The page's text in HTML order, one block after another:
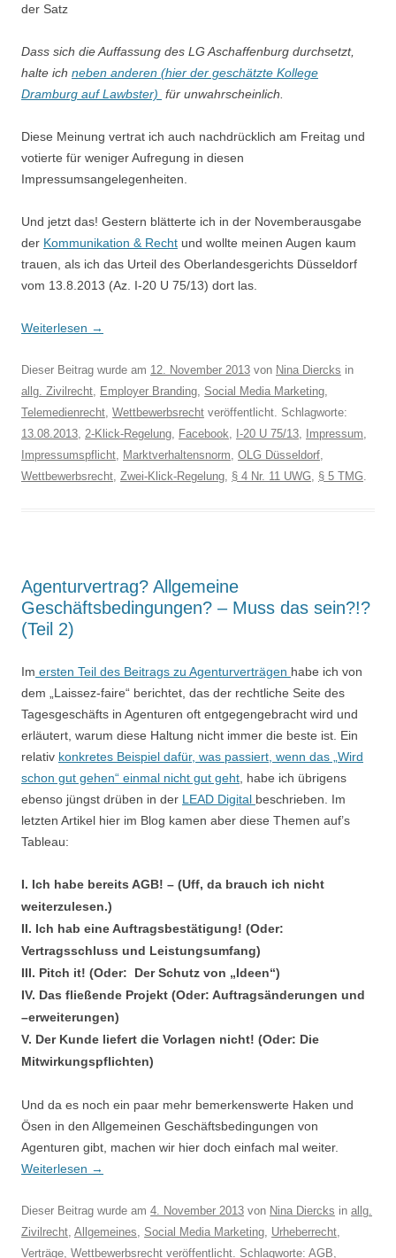
der Satz
Dass sich die Auffassung des LG Aschaffenburg durchsetzt,
halte ich neben anderen (hier der geschätzte Kollege
Dramburg auf Lawbster) für unwahrscheinlich.
Diese Meinung vertrat ich auch nachdrücklich am Freitag und
votierte für weniger Aufregung in diesen
Impressumsangelegenheiten.
Und jetzt das! Gestern blätterte ich in der Novemberausgabe
der Kommunikation & Recht und wollte meinen Augen kaum
trauen, als ich das Urteil des Oberlandesgerichts Düsseldorf
vom 13.8.2013 (Az. I-20 U 75/13) dort las.
Weiterlesen →
Dieser Beitrag wurde am 12. November 2013 von Nina Diercks in
allg. Zivilrecht
Employer Branding Social Media Marketing
Telemedienrecht Wettbewerbsrecht veröffentlicht. Schlagworte:
13.08.2013 2-Klick-Regelung Facebook I-20 U 75/13 Impressum
Impressumspflicht
Marktverhaltensnorm OLG Düsseldorf
Wettbewerbsrecht Zwei-Klick-Regelung § 4 Nr. 11 UWG § 5 TMG
Agenturvertrag? Allgemeine
Geschäftsbedingungen? – Muss das sein?!?
(Teil 2)
Im ersten Teil des Beitrags zu Agenturverträgen habe ich von
dem „Laissez-faire“ berichtet, das der rechtliche Seite des
Tagesgeschäfts in Agenturen oft entgegengebracht wird und
erläutert, warum diese Haltung nicht immer die beste ist. Ein
relativ konkretes Beispiel dafür, was passiert, wenn das „Wird
schon gut gehen“ einmal nicht gut geht , habe ich übrigens
ebenso jüngst drüben in der LEAD Digital beschrieben. Im
letzten Artikel hier im Blog kamen aber diese Themen auf’s
Tableau:
I. Ich habe bereits AGB! – (Uff, da brauch ich nicht
weiterzulesen.)
II. Ich hab eine Auftragsbestätigung! (Oder:
Vertragsschluss und Leistungsumfang)
III. Pitch it! (Oder: Der Schutz von „Ideen“)
IV. Das fließende Projekt (Oder: Auftragsänderungen und
–erweiterungen)
V. Der Kunde liefert die Vorlagen nicht! (Oder: Die
Mitwirkungspflichten)
Und da es noch ein paar mehr bemerkenswerte Haken und
Ösen in den Allgemeinen Geschäftsbedingungen von
Agenturen gibt, machen wir hier doch einfach mal weiter.
Weiterlesen →
Dieser Beitrag wurde am 4. November 2013 von Nina Diercks in allg.
Zivilrecht Allgemeines Social Media Marketing Urheberrecht
Verträge Wettbewerbsrecht veröffentlicht. Schlagworte: AGB